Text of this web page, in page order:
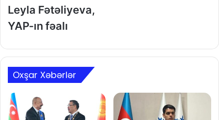
Leyla Fətəliyeva,
YAP-ın fəalı
Oxşar Xəbərlər